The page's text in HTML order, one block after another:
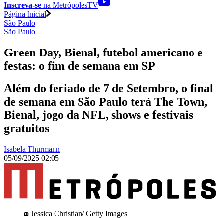
Inscreva-se na MetrópolesTV
Página Inicial
São Paulo
São Paulo
Green Day, Bienal, futebol americano e
festas: o fim de semana em SP
Além do feriado de 7 de Setembro, o final
de semana em São Paulo terá The Town,
Bienal, jogo da NFL, shows e festivais
gratuitos
Isabela Thurmann
05/09/2025 02:05
Jessica Christian/ Getty Images